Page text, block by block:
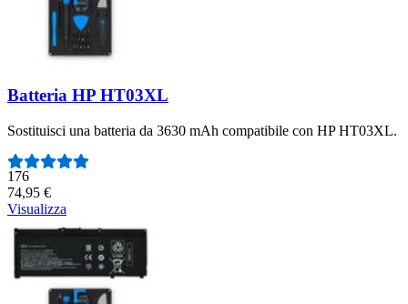
Batteria HP HT03XL
Sostituisci una batteria da 3630 mAh compatibile con HP HT03XL.
Numero di recensioni:
176
74,95 €
Visualizza